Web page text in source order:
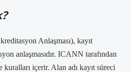
Anlaşması), kayıt
anlaşmasıdır. ICANN tarafından
içerir. Alan adı kayıt süreci